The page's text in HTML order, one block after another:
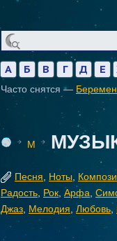
А Б В Г Д Е
Часто снятся —
М
Песня Ноты
Радость Рок Арфа
Джаз Мелодия Любовь